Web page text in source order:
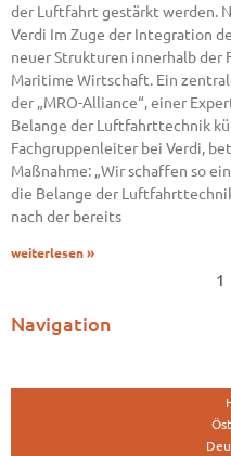
der Luftfahrt gestärkt werden.
Verdi Im Zuge der Integration
neuer Strukturen innerhalb der
Maritime Wirtschaft. Ein
der „MRO-Alliance“, einer
Belange der Luftfahrttechnik
Fachgruppenleiter bei Verdi,
Maßnahme: „Wir schaffen so
die Belange der
nach der bereits
weiterlesen »
1
Navigation